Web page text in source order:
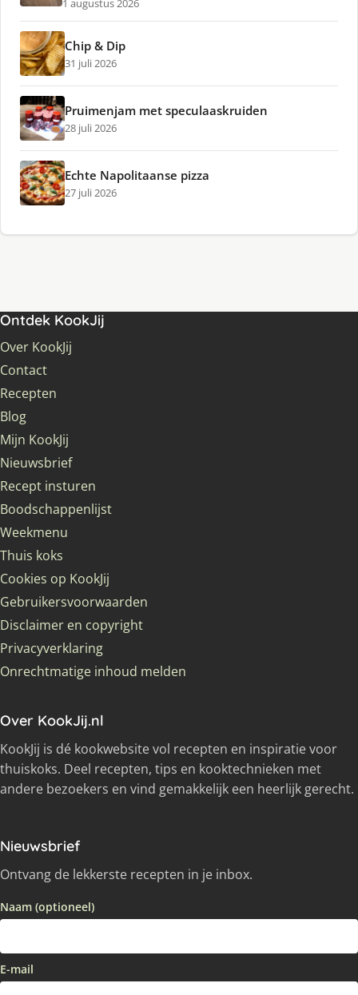
1 augustus 2026
Chip & Dip
31 juli 2026
Pruimenjam met speculaaskruiden
28 juli 2026
Echte Napolitaanse pizza
27 juli 2026
Ontdek KookJij
Over KookJij
Contact
Recepten
Blog
Mijn KookJij
Nieuwsbrief
Recept insturen
Boodschappenlijst
Weekmenu
Thuis koks
Cookies op KookJij
Gebruikersvoorwaarden
Disclaimer en copyright
Privacyverklaring
Onrechtmatige inhoud melden
Over KookJij.nl
KookJij is dé kookwebsite vol recepten en inspiratie voor
thuiskoks. Deel recepten, tips en kooktechnieken met
andere bezoekers en vind gemakkelijk een heerlijk gerecht.
Nieuwsbrief
Ontvang de lekkerste recepten in je inbox.
Naam (optioneel)
E-mail